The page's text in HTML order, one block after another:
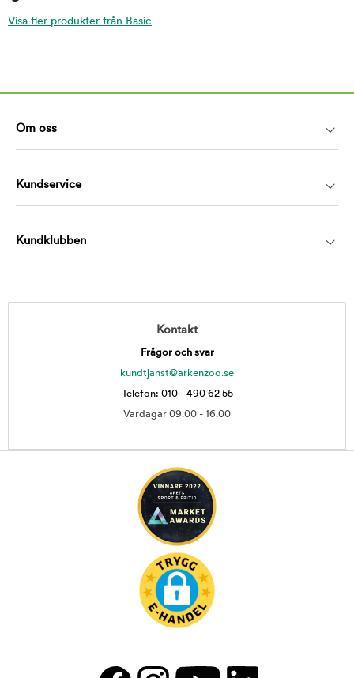
Visa fler produkter från Basic
Om oss
Kundservice
Kundklubben
Kontakt
Frågor och svar
kundtjanst@arkenzoo.se
Telefon: 010 - 490 62 55
Vardagar 09.00 - 16.00